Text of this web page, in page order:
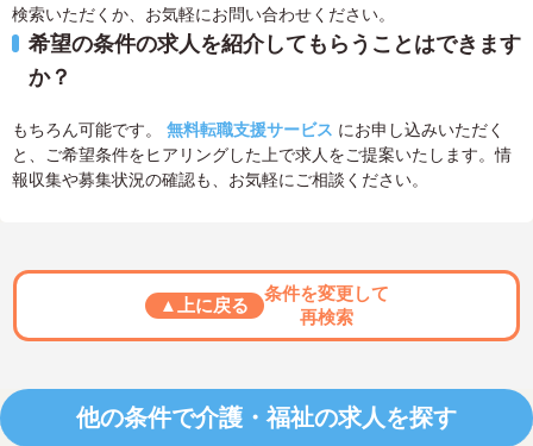
検索いただくか、お気軽にお問い合わせください。
希望の条件の求人を紹介してもらうことはできます
か？
もちろん可能です。 無料転職支援サービス にお申し込みいただく
と、ご希望条件をヒアリングした上で求人をご提案いたします。情
報収集や募集状況の確認も、お気軽にご相談ください。
▲上に戻る
条件を変更して
再検索
他の条件で介護・福祉の求人を探す